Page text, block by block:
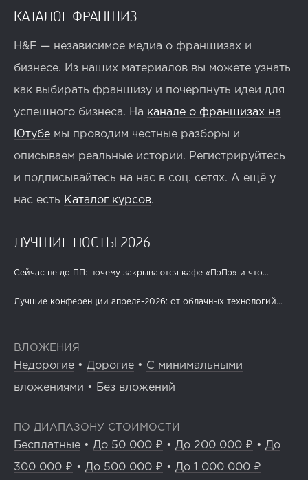
КАТАЛОГ ФРАНШИЗ
H&F — независимое медиа о франшизах и
бизнесе. Из наших материалов вы можете узнать
как выбирать франшизу и почерпнуть идеи для
успешного бизнеса. На канале о франшизах на
Ютубе мы проводим честные разборы и
описываем реальные истории. Регистрируйтесь
и подписывайтесь на нас в соц. сетях. А ещё у
нас есть Каталог курсов.
ЛУЧШИЕ ПОСТЫ 2026
Сейчас не до ПП: почему закрываются кафе «ПэПэ» и что...
Лучшие конференции апреля-2026: от облачных технологий...
ВЛОЖЕНИЯ
Недорогие • Дорогие • С минимальными
вложениями • Без вложений
ПО ДИАПАЗОНУ СТОИМОСТИ
Бесплатные • До 50 000 ₽ • До 200 000 ₽ • До
300 000 ₽ • До 500 000 ₽ • До 1 000 000 ₽